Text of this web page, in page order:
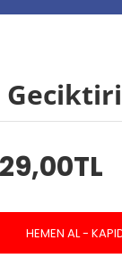
HEMEN AL -